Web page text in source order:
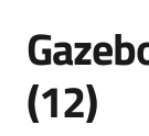
(12)